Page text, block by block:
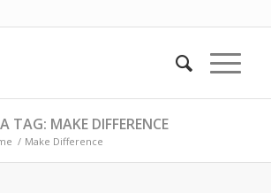
TAG: MAKE DIFFERENCE
/ Make Difference